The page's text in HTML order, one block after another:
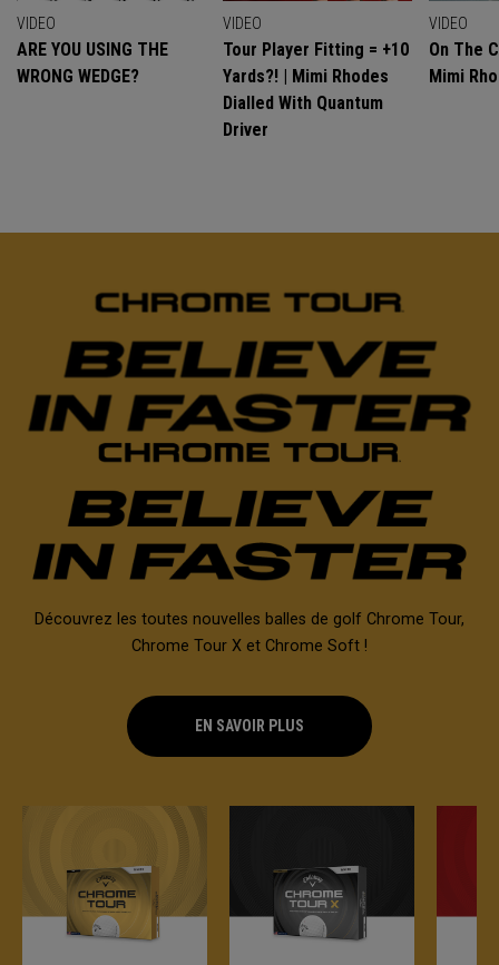
VIDEO
ARE YOU USING THE
WRONG WEDGE?
VIDEO
Tour Player Fitting = +10
Yards?! | Mimi Rhodes
Dialled With Quantum
Driver
VIDEO
On The
Mimi
Découvrez les toutes nouvelles balles de golf Chrome Tour,
Chrome Tour X et Chrome Soft !
EN SAVOIR PLUS